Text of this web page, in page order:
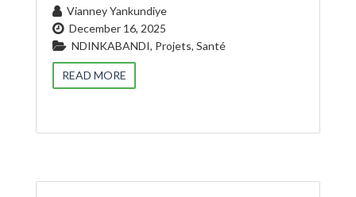
Vianney Yankundiye
December 16, 2025
NDINKABANDI, Projets, Santé
READ MORE